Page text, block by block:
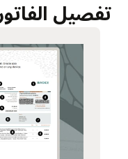
تفصيل